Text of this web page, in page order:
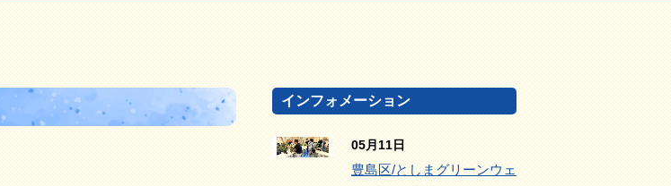
インフォメーション
05月11日
豊島区/としまグリーンウェ